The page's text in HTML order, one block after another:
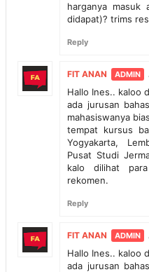
harganya
didapat)? trims
Reply
FIT ANAN
Hallo Ines.. kaloo
ada jurusan
mahasiswanya
tempat kursus
Yogyakarta,
Pusat Studi
kalo dilihat
rekomen.
Reply
FIT ANAN
Hallo Ines.. kaloo
ada jurusan